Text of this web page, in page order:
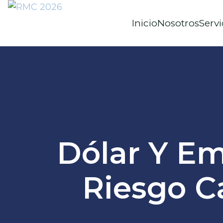
InicioNosotros
Dólar Y
Riesgo